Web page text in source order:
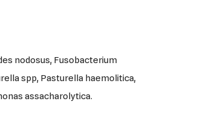
nodosus, Fusobacterium
spp, Pasturella haemolitica,
assacharolytica.